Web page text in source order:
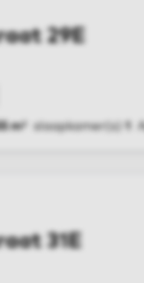
29E
m² slaapkamer(s) 1
31E